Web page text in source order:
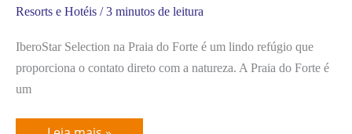
Resorts e Hotéis /3 minutos de leitura
IberoStar Selection na Praia do Forte é um lindo refúgio que
proporciona o contato direto com a natureza. A Praia do Forte é
um